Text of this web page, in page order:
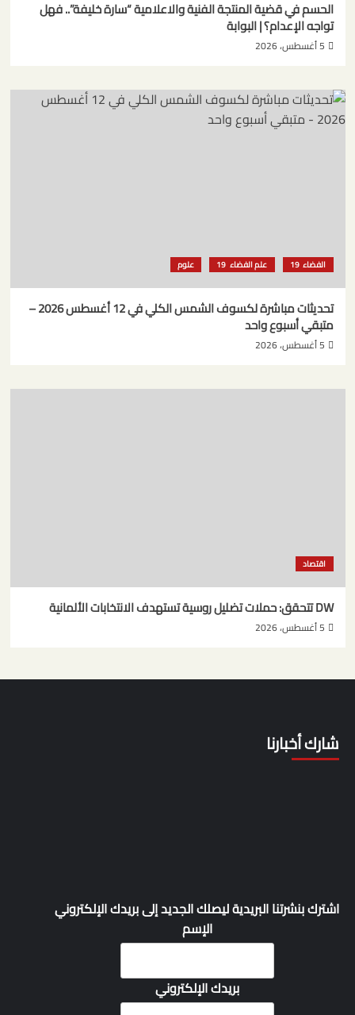
الحسم في قضية المنتجة الفنية والاعلامية “سارة خليفة”.. فهل
تواجه الإعدام؟ | البوابة
5 أغسطس، 2026
الفضاء علم الفضاء علوم
تحديثات مباشرة لكسوف الشمس الكلي في 12 أغسطس 2026 –
متبقي أسبوع واحد
5 أغسطس، 2026
اقتصاد
DW تتحقق: حملات تضليل روسية تستهدف الانتخابات الألمانية
5 أغسطس، 2026
شارك أخبارنا
اشترك بنشرتنا البريدية ليصلك الجديد إلى بريدك الإلكتروني
الإسم
بريدك الإلكتروني